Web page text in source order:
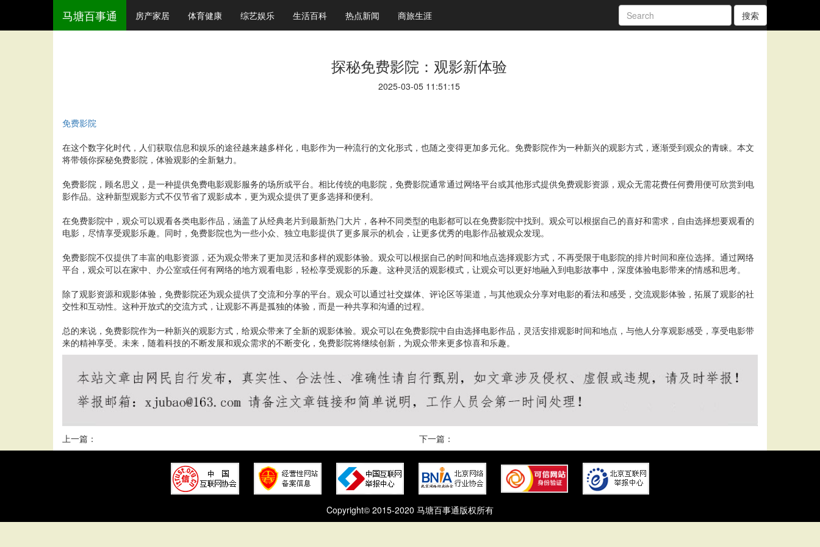
马塘百事通 房产家居 体育健康 综艺娱乐 生活百科 热点新闻 商旅生涯 搜索
探秘免费影院：观影新体验
2025-03-05 11:51:15
免费影院
在这个数字化时代，人们获取信息和娱乐的途径越来越多样化，电影作为一种流行的文化形式，也随之变得更加多元化。免费影院作为一种新兴的观影方式，逐渐受到观众的青睐。本文
将带领你探秘免费影院，体验观影的全新魅力。
免费影院，顾名思义，是一种提供免费电影观影服务的场所或平台。相比传统的电影院，免费影院通常通过网络平台或其他形式提供免费观影资源，观众无需花费任何费用便可欣赏到电
影作品。这种新型观影方式不仅节省了观影成本，更为观众提供了更多选择和便利。
在免费影院中，观众可以观看各类电影作品，涵盖了从经典老片到最新热门大片，各种不同类型的电影都可以在免费影院中找到。观众可以根据自己的喜好和需求，自由选择想要观看的
电影，尽情享受观影乐趣。同时，免费影院也为一些小众、独立电影提供了更多展示的机会，让更多优秀的电影作品被观众发现。
免费影院不仅提供了丰富的电影资源，还为观众带来了更加灵活和多样的观影体验。观众可以根据自己的时间和地点选择观影方式，不再受限于电影院的排片时间和座位选择。通过网络
平台，观众可以在家中、办公室或任何有网络的地方观看电影，轻松享受观影的乐趣。这种灵活的观影模式，让观众可以更好地融入到电影故事中，深度体验电影带来的情感和思考。
除了观影资源和观影体验，免费影院还为观众提供了交流和分享的平台。观众可以通过社交媒体、评论区等渠道，与其他观众分享对电影的看法和感受，交流观影体验，拓展了观影的社
交性和互动性。这种开放式的交流方式，让观影不再是孤独的体验，而是一种共享和沟通的过程。
总的来说，免费影院作为一种新兴的观影方式，给观众带来了全新的观影体验。观众可以在免费影院中自由选择电影作品，灵活安排观影时间和地点，与他人分享观影感受，享受电影带
来的精神享受。未来，随着科技的不断发展和观众需求的不断变化，免费影院将继续创新，为观众带来更多惊喜和乐趣。
上一篇： 下一篇：
Copyright© 2015-2020 马塘百事通版权所有